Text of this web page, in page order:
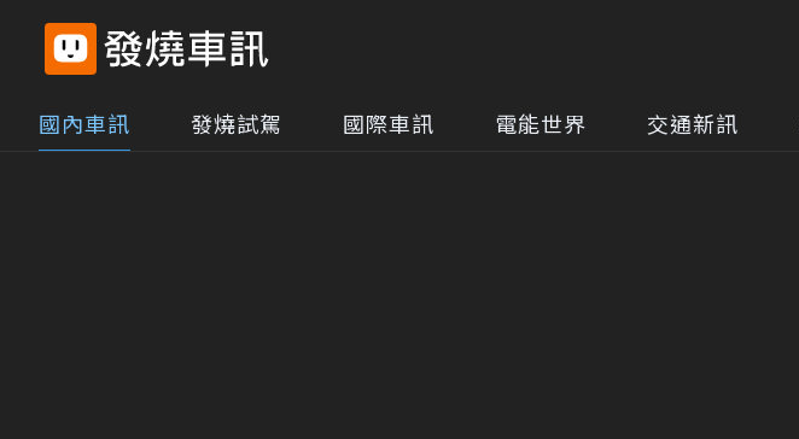
國內車訊 發燒試駕 國際車訊 電能世界 交通新訊